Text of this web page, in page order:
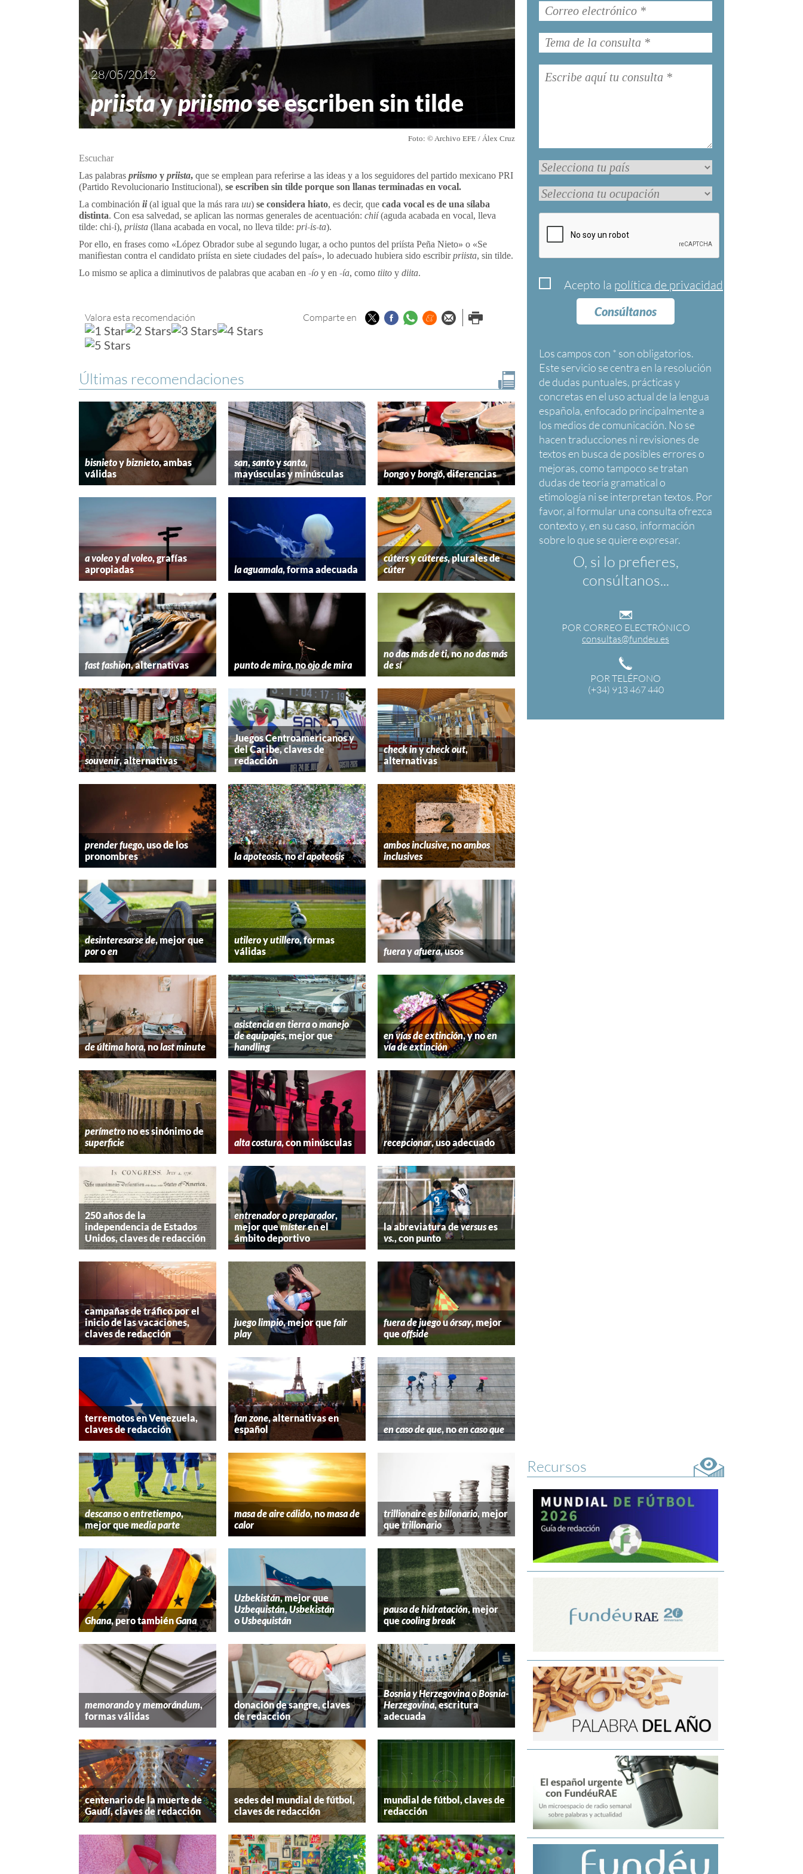
Acepto la política de privacidad
Consúltanos
Los campos con * son obligatorios
O, si lo prefieres,
consúltanos...
POR CORREO ELECTRÓNICO
consultas@fundeu.es
POR TELÉFONO
(+34) 913 467 440
28/05/2012
priistaypriismose escriben sin tilde
Foto: © Archivo EFE / Álex Cruz
Escuchar
Las palabras priismo y priista, que se emplean para referirse a las ideas y a los seguidores del partido mexicano PRI
(Partido Revolucionario Institucional), se escriben sin tilde porque son llanas terminadas en vocal.
La combinación ii (al igual que la más rara uu) se considera hiato, es decir, que cada vocal es de una sílaba
distinta. Con esa salvedad, se aplican las normas generales de acentuación: chií(aguda acabada en vocal, lleva
tilde: chi-í), priista (llana acabada en vocal, no lleva tilde: pri-is-ta).
Por ello, en frases como «López Obrador sube al segundo lugar, a ocho puntos del priísta Peña Nieto» o «Se
manifiestan contra el candidato priísta en siete ciudades del país», lo adecuado hubiera sido escribirpriista, sin tilde.
Lo mismo se aplica a diminutivos de palabras que acaban en -ío y en -ía, como tiito y diita.
Valora esta recomendación Comparte en TwitterFacebook
Whatsapp
Menéame
Enviar porImprimir
Últimas recomendaciones
bisnietoybiznieto, ambas
válidas
san,santoysanta,
mayúsculas y minúsculas
bongoybongó, diferencias
a voleoyal voleo, grafías
apropiadas
la aguamala, forma adecuada
cútersycúteres, plurales de
cúter
fast fashion, alternativas punto de mira, noojo de mira
no das más de ti, nono das más
de sí
souvenir, alternativas
Juegos Centroamericanos y
del Caribe, claves de
redacción
check inycheck out,
alternativas
prender fuego, uso de los
pronombres
la apoteosis, noel apoteosis
ambos inclusive, noambos
inclusives
desinteresarse de, mejor que
poroen
utileroyutillero, formas
válidas
fuerayafuera, usos
de última hora, nolast minute
asistencia en tierraomanejo
de equipajes, mejor que
handling
en vías de extinción, y noen
vía de extinción
perímetrono es sinónimo de
superficie
alta costura, con minúsculas recepcionar, uso adecuado
250 años de la
independencia de Estados
Unidos, claves de redacción
entrenadoropreparador,
mejor quemísteren el
ámbito deportivo
la abreviatura deversuses
vs., con punto
campañas de tráfico por el
inicio de las vacaciones,
claves de redacción
juego limpio, mejor quefair
play
fuera de juegouórsay, mejor
queoffside
terremotos en Venezuela,
claves de redacción
fan zone, alternativas en
español
en caso de que, noen caso que
descansooentretiempo,
mejor quemedia parte
masa de aire cálido, nomasa de
calor
trillionaireesbillonario, mejor
quetrillonario
Ghana, pero tambiénGana
Uzbekistán, mejor que
Uzbequistán,Usbekistán
oUsbequistán
pausa de hidratación, mejor
quecooling break
memorandoymemorándum,
formas válidas
donación de sangre, claves
de redacción
Bosnia y HerzegovinaoBosnia-
Herzegovina, escritura
adecuada
centenario de la muerte de
Gaudí, claves de redacción
sedes del mundial de fútbol,
claves de redacción
mundial de fútbol, claves de
redacción
Recursos